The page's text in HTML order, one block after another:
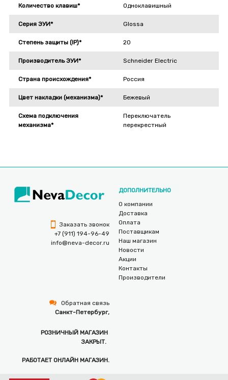
Количество клавиш* Одноклавишный
Серия ЭУИ* Glossa
Степень защиты (IP)* 20
Производитель ЭУИ* Schneider Electric
Страна происхождения* Россия
Цвет накладки (механизма)* Бежевый
Схема подключения
механизма*
Переключатель
перекрестный
Заказать звонок
+7 (911) 194-96-49
info@neva-decor.ru
Обратная связь
Санкт-Петербург,
РОЗНИЧНЫЙ МАГАЗИН
ЗАКРЫТ.
РАБОТАЕТ ОНЛАЙН МАГАЗИН.
ДОПОЛНИТЕЛЬНО
О компании
Доставка
Оплата
Поставщикам
Наш магазин
Новости
Акции
Контакты
Производители